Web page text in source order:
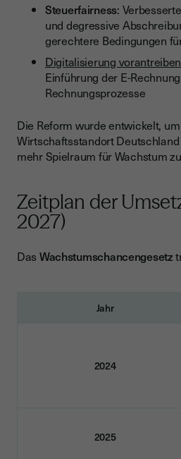
Steuerfairness:
und degressive
gerechtere Bedingungen
Digitalisierung vorantreiben
Einführung der E-
Rechnungsprozesse
Die Reform wurde entwickelt,
Wirtschaftsstandort
mehr Spielraum für Wachstum
Zeitplan der
2027)
Das Wachstumschancengesetz
Jahr
2024
2025